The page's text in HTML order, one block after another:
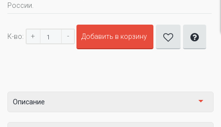
России.
К-во: + - Добавить в корзину
Описание